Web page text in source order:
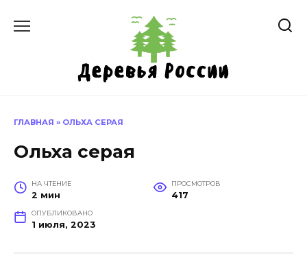
ГЛАВНАЯ » ОЛЬХА СЕРАЯ
Ольха серая
НА ЧТЕНИЕ
2 мин
ПРОСМОТРОВ
417
ОПУБЛИКОВАНО
1 июля, 2023